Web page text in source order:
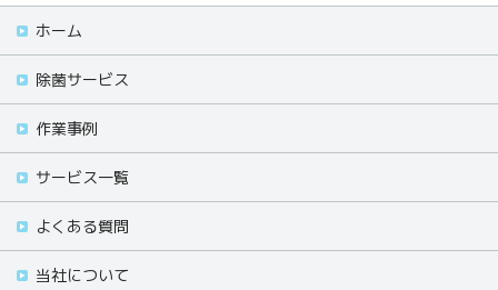
ホーム
除菌サービス
作業事例
サービス一覧
よくある質問
当社について